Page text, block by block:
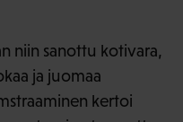
niin sanottu kotivara,
ja juomaa
kertoi